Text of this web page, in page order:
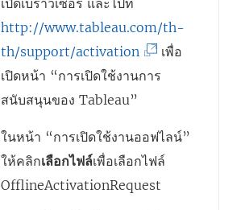
http://www.tableau.com/th-
th/support/activation
ลิ
จ
ะ
เ
เพื่อ
เปิดหน้า “การเปิดใช้งานการ
สนับสนุนของ Tableau”
ในหน้า “การเปิดใช้งานออฟไลน์”
ให้คลิกเลือกไฟล์เพื่อเลือกไฟล์
OfflineActivationRequest